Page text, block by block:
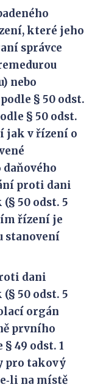
které jeho
správce
nebo
§ 50 odst.
§ 50 odst.
jak v řízení o
daňového
proti dani
50 odst. 5
řízení je
stanovení
dani
50 odst. 5
orgán
prvního
49 odst. 1
pro takový
na místě